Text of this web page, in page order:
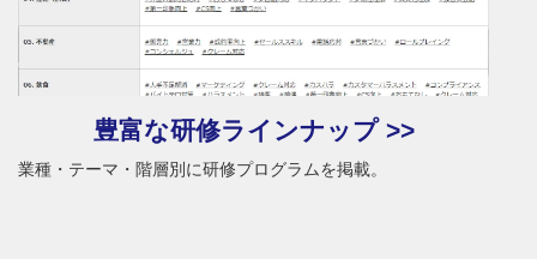
豊富な研修ラインナップ >>
業種・テーマ・階層別に研修プログラムを掲載。